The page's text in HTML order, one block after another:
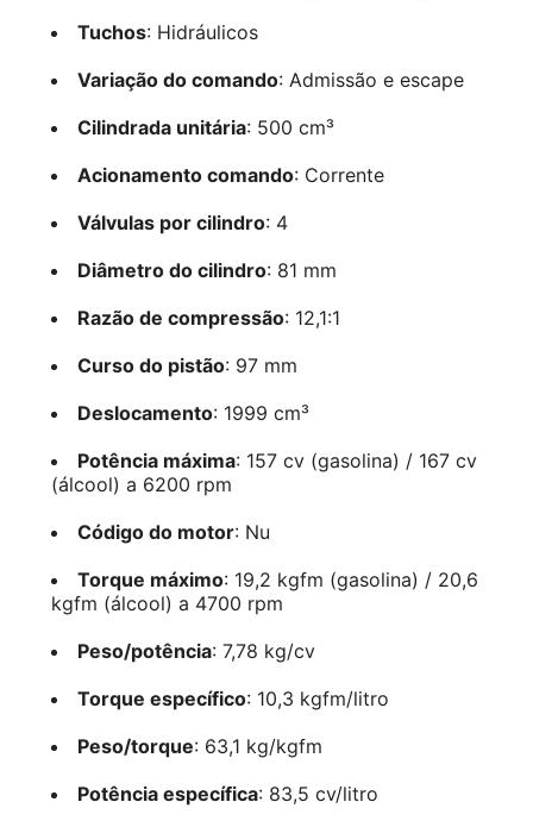
Tuchos: Hidráulicos
Variação do comando: Admissão e escape
Cilindrada unitária: 500 cm³
Acionamento comando: Corrente
Válvulas por cilindro: 4
Diâmetro do cilindro: 81 mm
Razão de compressão: 12,1:1
Curso do pistão: 97 mm
Deslocamento: 1999 cm³
Potência máxima: 157 cv (gasolina) / 167 cv
(álcool) a 6200 rpm
Código do motor: Nu
Torque máximo: 19,2 kgfm (gasolina) / 20,6
kgfm (álcool) a 4700 rpm
Peso/potência: 7,78 kg/cv
Torque específico: 10,3 kgfm/litro
Peso/torque: 63,1 kg/kgfm
Potência específica: 83,5 cv/litro